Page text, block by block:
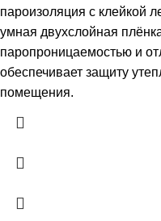
пароизоляция с клейкой
умная двухслойная
паропроницаемостью и
обеспечивает защиту
помещения.